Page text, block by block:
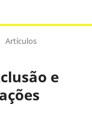
Artículos
e